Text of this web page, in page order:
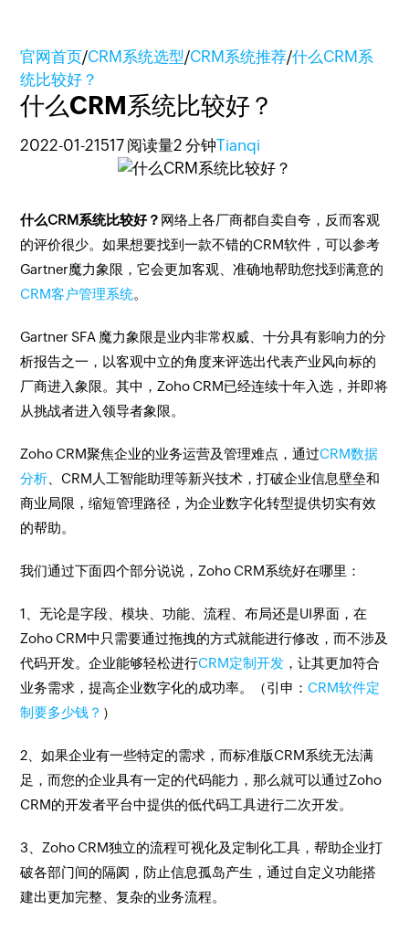
官网首页/CRM系统选型/CRM系统推荐/什么CRM系
统比较好？
什么CRM系统比较好？
2022-01-21 517 阅读量2 分钟Tianqi
什么CRM系统比较好？ 网络上各厂商都自卖自夸，反而客观
的评价很少。如果想要找到一款不错的CRM软件，可以参考
Gartner魔力象限，它会更加客观、准确地帮助您找到满意的
CRM客户管理系统。
Gartner SFA 魔力象限是业内非常权威、十分具有影响力的分
析报告之一，以客观中立的角度来评选出代表产业风向标的
厂商进入象限。其中，Zoho CRM已经连续十年入选，并即将
从挑战者进入领导者象限。
Zoho CRM聚焦企业的业务运营及管理难点，通过CRM数据
分析 、CRM人工智能助理等新兴技术，打破企业信息壁垒和
商业局限，缩短管理路径，为企业数字化转型提供切实有效
的帮助。
我们通过下面四个部分说说，Zoho CRM系统好在哪里：
1、无论是字段、模块、功能、流程、布局还是UI界面，在
Zoho CRM中只需要通过拖拽的方式就能进行修改，而不涉及
代码开发。企业能够轻松进行CRM定制开发 ，让其更加符合
业务需求，提高企业数字化的成功率。（引申：CRM软件定
制要多少钱？ ）
2、如果企业有一些特定的需求，而标准版CRM系统无法满
足，而您的企业具有一定的代码能力，那么就可以通过Zoho
CRM的开发者平台中提供的低代码工具进行二次开发。
3、Zoho CRM独立的流程可视化及定制化工具，帮助企业打
破各部门间的隔阂，防止信息孤岛产生，通过自定义功能搭
建出更加完整、复杂的业务流程。